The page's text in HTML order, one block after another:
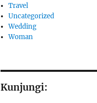
Travel
Uncategorized
Wedding
Woman
Kunjungi: